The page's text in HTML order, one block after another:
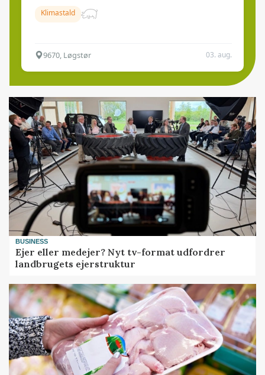
Klimastald
9670, Løgstør 03. aug.
BUSINESS
Ejer eller medejer? Nyt tv-format udfordrer
landbrugets ejerstruktur